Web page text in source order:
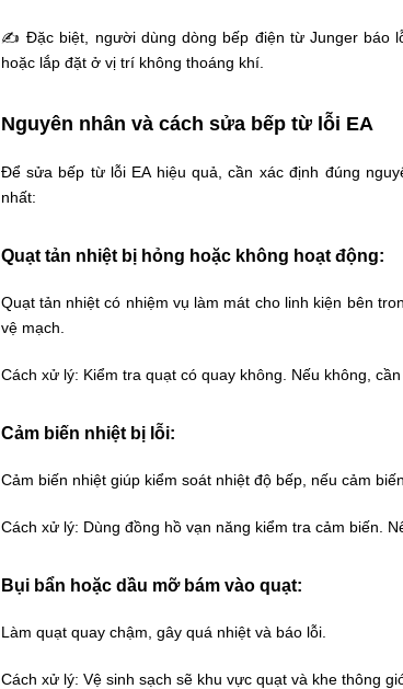
✍ Đặc biệt, người dùng dòng bếp điện từ Junger báo
hoặc lắp đặt ở vị trí không thoáng khí.
Nguyên nhân và cách sửa bếp từ lỗi EA
Để sửa bếp từ lỗi EA hiệu quả, cần xác định đúng
nhất:
Quạt tản nhiệt bị hỏng hoặc không hoạt động:
Quạt tản nhiệt có nhiệm vụ làm mát cho linh kiện bên
vệ mạch.
Cách xử lý: Kiểm tra quạt có quay không. Nếu không,
Cảm biến nhiệt bị lỗi:
Cảm biến nhiệt giúp kiểm soát nhiệt độ bếp, nếu cảm
Cách xử lý: Dùng đồng hồ vạn năng kiểm tra cảm biến.
Bụi bẩn hoặc dầu mỡ bám vào quạt:
Làm quạt quay chậm, gây quá nhiệt và báo lỗi.
Cách xử lý: Vệ sinh sạch sẽ khu vực quạt và khe thông